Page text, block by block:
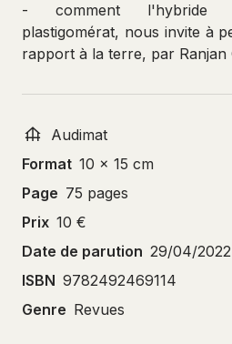
- comment l'hybride
plastigomérat, nous invite à
rapport à la terre, par Ranjan
Audimat
Format 10 x 15 cm
Page 75 pages
Prix 10 €
Date de parution 29/04/2022
ISBN 9782492469114
Genre Revues